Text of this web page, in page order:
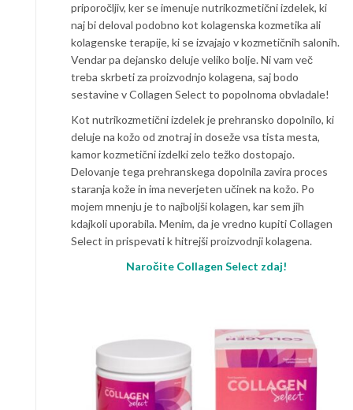
priporočljiv, ker se imenuje nutrikozmetični izdelek, ki
naj bi deloval podobno kot kolagenska kozmetika ali
kolagenske terapije, ki se izvajajo v kozmetičnih salonih.
Vendar pa dejansko deluje veliko bolje. Ni vam več
treba skrbeti za proizvodnjo kolagena, saj bodo
sestavine v Collagen Select to popolnoma obvladale!
Kot nutrikozmetični izdelek je prehransko dopolnilo, ki
deluje na kožo od znotraj in doseže vsa tista mesta,
kamor kozmetični izdelki zelo težko dostopajo.
Delovanje tega prehranskega dopolnila zavira proces
staranja kože in ima neverjeten učinek na kožo. Po
mojem mnenju je to najboljši kolagen, kar sem jih
kdajkoli uporabila. Menim, da je vredno kupiti Collagen
Select in prispevati k hitrejši proizvodnji kolagena.
Naročite Collagen Select zdaj!